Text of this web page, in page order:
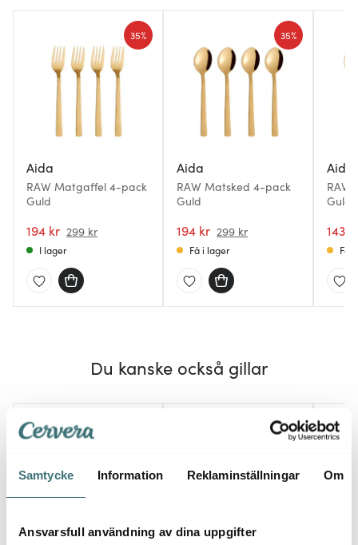
Samtycke Information Reklaminställningar Om
Ansvarsfull användning av dina uppgifter
Aida
RAW Matgaffel 4-pack
Guld
194 kr 299 kr
35%
I lager
Aida
RAW Matsked 4-pack
Guld
194 kr 299 kr
35%
Få i lager
Aida
RAW
Guld
143
Få
Du kanske också gillar
40%